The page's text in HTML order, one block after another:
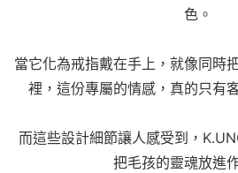
色。
當它化為戒指戴在手上，就像同時
裡， 這份專屬的情感，真的只有
而這些設計細節讓人感受到，
把毛孩的靈魂放進